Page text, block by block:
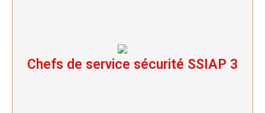
Chefs de service sécurité SSIAP 3
Chefs de service sécurité SSIAP 3